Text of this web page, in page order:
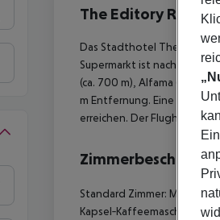
The Editory
Das Stadthotel The Editory
Supermarkt ist nach ca. 50
(ca. 700 m), Alfama (ca.
m Entfernung. Eine U-
erreichen. Der Flughafen
Standard Zimmer: Mit
Kapsel‑Kaffeemaschine